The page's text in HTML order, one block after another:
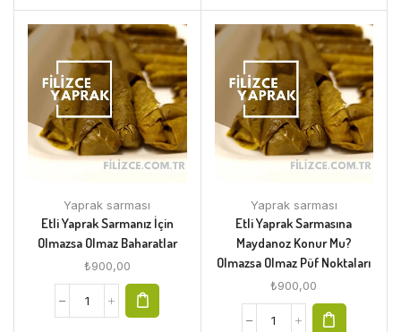
Yaprak sarması
Etli Yaprak Sarmanız İçin
Olmazsa Olmaz Baharatlar
₺900,00
Yaprak sarması
Etli Yaprak Sarmasına
Maydanoz Konur Mu?
Olmazsa Olmaz Püf Noktaları
₺900,00